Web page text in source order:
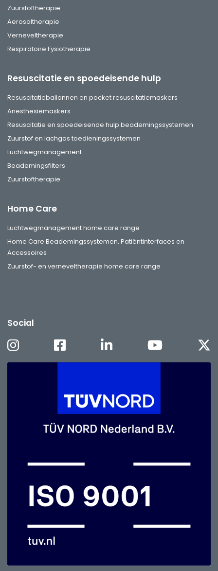
Zuurstoftherapie
Aerosoltherapie
Verneveltherapie
Respiratoire Fysiotherapie
Resuscitatie en spoedeisende hulp
Resuscitatieballonnen en pocket resuscitatiemaskers
Anesthesiemaskers
Resuscitatie en spoedeisende hulp beademingssystemen
Zuurstof en lachgas toedieningssystemen
Luchtwegmanagement
Beademingsfilters
Zuurstoftherapie
Home Care
Luchtwegmanagement home care range
Home Care Beademingssystemen, Patiëntinterfaces en
Accessoires
Zuurstof- en verneveltherapie home care range
Social